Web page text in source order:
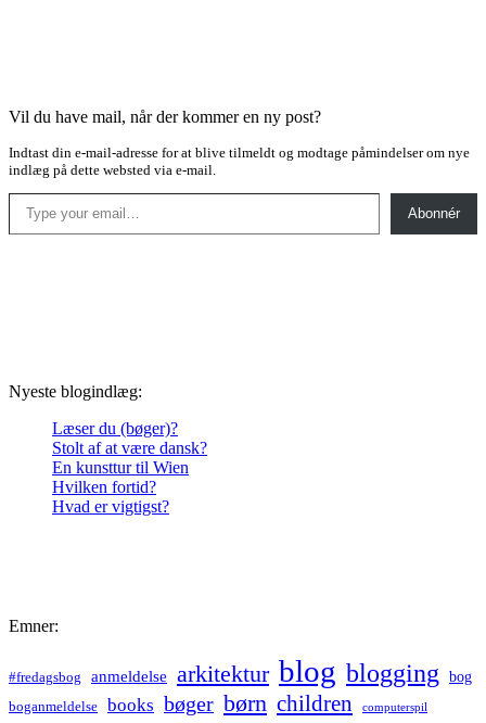
Vil du have mail, når der kommer en ny post?
Indtast din e-mail-adresse for at blive tilmeldt og modtage påmindelser om nye
indlæg på dette websted via e-mail.
Type your email…
Abonnér
Nyeste blogindlæg:
Læser du (bøger)?
Stolt af at være dansk?
En kunsttur til Wien
Hvilken fortid?
Hvad er vigtigst?
Emner:
#fredagsbog anmeldelse arkitektur blog blogging bog
boganmeldelse books bøger børn children computerspil